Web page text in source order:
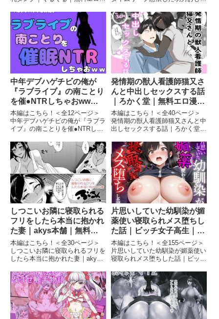
の幽霊は安産型で乳タンク 画像1
怪イキ現象 その幽霊は安産型で
乳タンク 画像2怪イキ現象 その
幽霊は安産型で乳タンク 画...
なってあげた｜夜あくび小隊｜無
料エロ漫画しろもも倶楽部憧れだ
ったハイスペギャルJKにタイム
リープ憑依した弱男おじさん、...
中年デブハゲチビの俺が
『ラブライブ』の南ことり
を催●NTRしちゃおww｜
アポロン｜無料エロ漫画し
ろもも倶楽部
本編はこちら！＜全12ページ＞
中年デブハゲチビの俺が『ラブラ
イブ』の南ことりを催●NTRしち
画しろもも倶楽部中年デブハゲチ
ビの俺が『ラブライブ』の南こと
りを催●NTRしちゃおww 画像1続
きを読む＜全12ページ...
発情期の獣人看護師猫又さ
んと中出しセックスする話
｜ろかく堂｜無料エロ漫画
しろもも倶楽部
本編はこちら！＜全40ページ＞
発情期の獣人看護師猫又さんと中
出しセックスする話｜ろかく堂｜
期の獣人看護師猫又さんと中出し
セックスする話 画像1発情期の獣
人看護師猫又さんと中出しセック
スする話 画像2発情期の獣人...
しつこいお隣に寝取られる
フリをしたら本当に抱かれ
た妻｜akys本舗｜無料エ
ロ漫画しろもも倶楽部
本編はこちら！＜全30ページ＞
しつこいお隣に寝取られるフリを
したら本当に抱かれた妻｜akys
部しつこいお隣に寝取られるフリ
をしたら本当に抱かれた妻 画像1
しつこいお隣に寝取られるフリを
したら本当に抱かれた妻 画...
片思いしていた幼馴染が媚
薬使い寝取られメス堕ちし
た話｜ビッチ女子高生｜無
料エロ漫画しろもも倶楽部
本編はこちら！＜全155ページ＞
片思いしていた幼馴染が媚薬使い
寝取られメス堕ちした話｜ビッチ
倶楽部片思いしていた幼馴染が媚
薬使い寝取られメス堕ちした話
画像1片思いしていた幼馴染が媚
薬使い寝取られメス堕ちした話...